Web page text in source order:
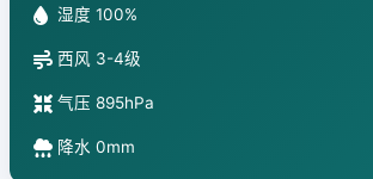
湿度 100%
西风 3-4级
气压 895hPa
降水 0mm